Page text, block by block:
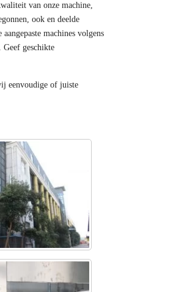
van onze machine,
ook en deelde
machines volgens
Geef geschikte
eenvoudige of juiste